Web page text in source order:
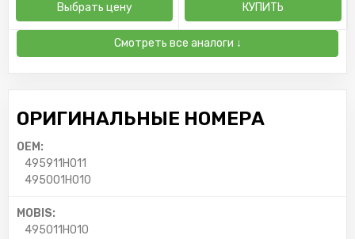
Выбрать цену КУПИТЬ
Смотреть все аналоги ↓
ОРИГИНАЛЬНЫЕ НОМЕРА
OEM:
495911H011
495001H010
MOBIS:
495011H010